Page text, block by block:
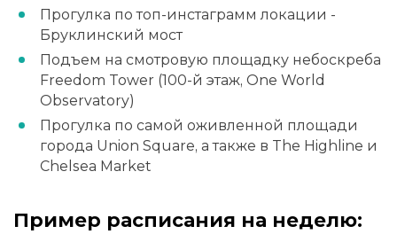
Прогулка по топ-инстаграмм локации -
Бруклинский мост
Подъем на смотровую площадку небоскреба
Freedom Tower (100-й этаж, One World
Observatory)
Прогулка по самой оживленной площади
города Union Square, а также в The Highline и
Chelsea Market
Пример расписания на неделю: